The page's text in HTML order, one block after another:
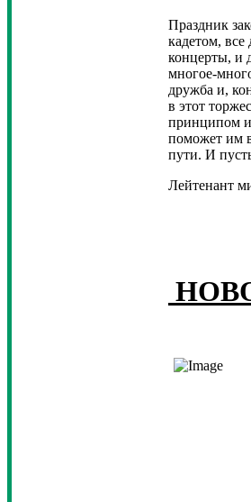
Праздник
кадетом, все
концерты, и
многое-
дружба и,
в этот
принципом и
поможет им
пути. И
Лейтенант